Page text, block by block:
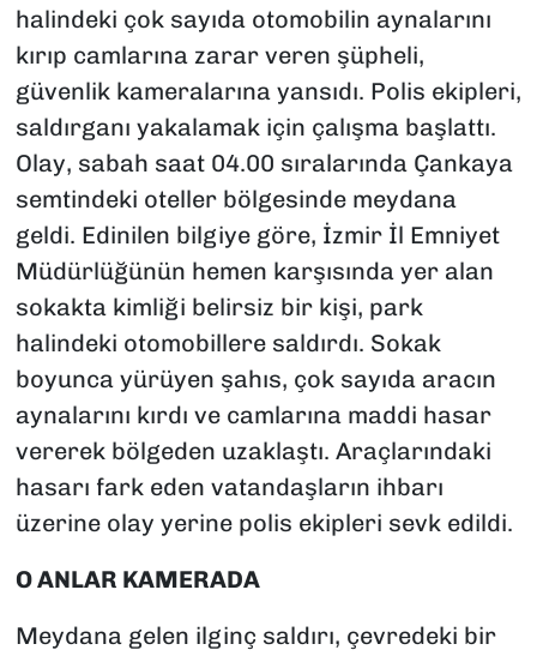
halindeki çok sayıda otomobilin aynalarını
kırıp camlarına zarar veren şüpheli,
güvenlik kameralarına yansıdı. Polis ekipleri,
saldırganı yakalamak için çalışma başlattı.
Olay, sabah saat 04.00 sıralarında Çankaya
semtindeki oteller bölgesinde meydana
geldi. Edinilen bilgiye göre, İzmir İl Emniyet
Müdürlüğünün hemen karşısında yer alan
sokakta kimliği belirsiz bir kişi, park
halindeki otomobillere saldırdı. Sokak
boyunca yürüyen şahıs, çok sayıda aracın
aynalarını kırdı ve camlarına maddi hasar
vererek bölgeden uzaklaştı. Araçlarındaki
hasarı fark eden vatandaşların ihbarı
üzerine olay yerine polis ekipleri sevk edildi.
O ANLAR KAMERADA
Meydana gelen ilginç saldırı, çevredeki bir